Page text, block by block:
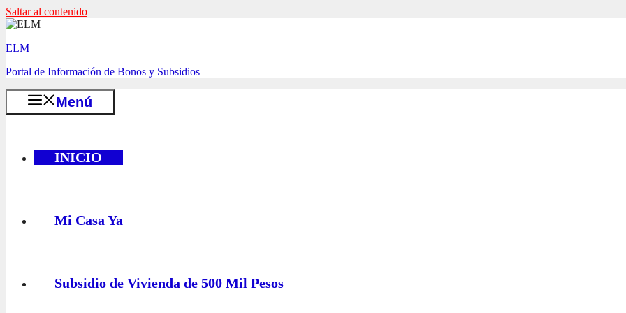
Saltar al contenido
ELM
Portal de Información de Bonos y Subsidios
Menú
INICIO
Mi Casa Ya
Subsidio de Vivienda de 500 Mil Pesos